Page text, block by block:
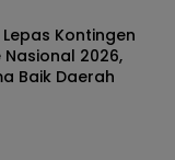
Kontingen
2026,
Baik Daerah